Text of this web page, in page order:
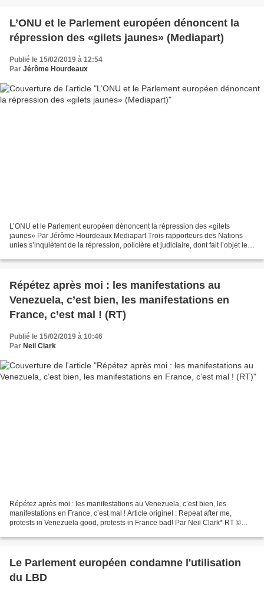
L’ONU et le Parlement européen dénoncent la
répression des «gilets jaunes» (Mediapart)
Publié le 15/02/2019 à 12:54
Par Jérôme Hourdeaux
L’ONU et le Parlement européen dénoncent la répression des «gilets
jaunes» Par Jérôme Hourdeaux Mediapart Trois rapporteurs des Nations
unies s’inquiètent de la répression, policière et judiciaire, dont fait l’objet le
Répétez après moi : les manifestations au
Venezuela, c’est bien, les manifestations en
France, c’est mal ! (RT)
Publié le 15/02/2019 à 10:46
Par Neil Clark
Répétez après moi : les manifestations au Venezuela, c’est bien, les
manifestations en France, c’est mal ! Article originel : Repeat after me,
protests in Venezuela good, protests in France bad! Par Neil Clark* RT ©
Le Parlement européen condamne l'utilisation
du LBD